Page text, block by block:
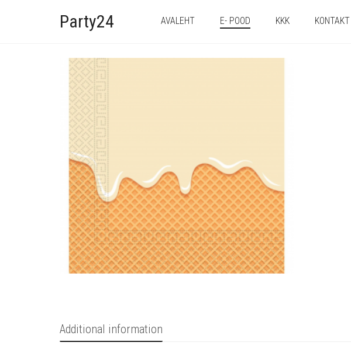
Party24 AVALEHT E- POOD KKK KONTAKT
Additional information